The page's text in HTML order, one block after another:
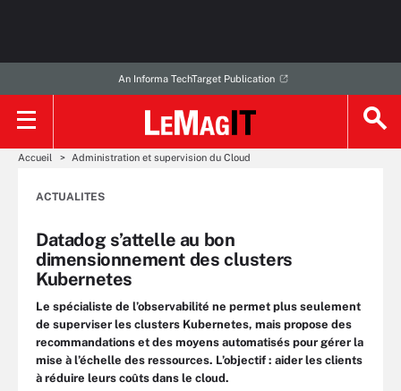
An Informa TechTarget Publication
Accueil Administration et supervision du Cloud
ACTUALITES
Datadog s’attelle au bon
dimensionnement des clusters
Kubernetes
Le spécialiste de l’observabilité ne permet plus seulement
de superviser les clusters Kubernetes, mais propose des
recommandations et des moyens automatisés pour gérer la
mise à l’échelle des ressources. L’objectif : aider les clients
à réduire leurs coûts dans le cloud.